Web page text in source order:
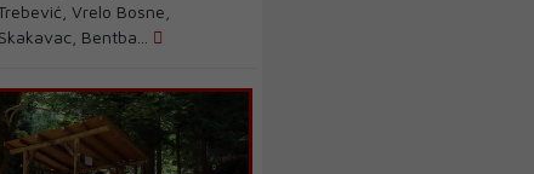
Vrelo Bosne,
Bentba...